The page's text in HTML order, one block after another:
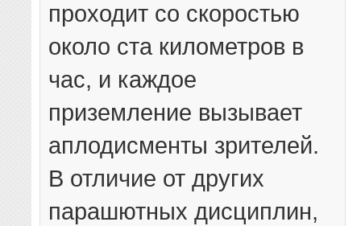
проходит со скоростью
около ста километров в
час, и каждое
приземление вызывает
аплодисменты зрителей.
В отличие от других
парашютных дисциплин,